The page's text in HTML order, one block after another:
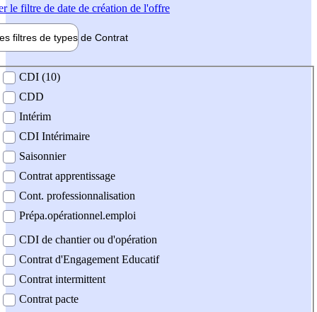
le filtre de date de création de l'offre
filtres de types de Contrat
contrat
CDI (10)
CDD
Intérim
CDI Intérimaire
Saisonnier
Contrat apprentissage
Cont. professionnalisation
Prépa.opérationnel.emploi
CDI de chantier ou d'opération
Contrat d'Engagement Educatif
Contrat intermittent
Contrat pacte